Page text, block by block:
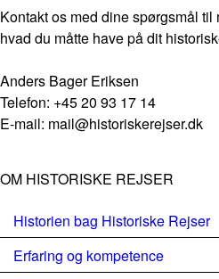
Kontakt os med dine spørgsmål
hvad du måtte have på dit
Anders Bager Eriksen
Telefon: +45 20 93 17 14
E-mail: mail@historiskerejser.dk
OM HISTORISKE REJSER
Historien bag Historiske Rejser
Erfaring og kompetence